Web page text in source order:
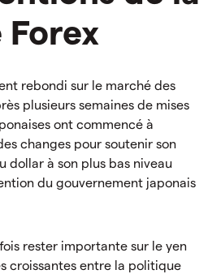
Forex
rebondi sur le marché des
plusieurs semaines de mises
ont commencé à
changes pour soutenir son
dollar à son plus bas niveau
du gouvernement japonais
rester importante sur le yen
croissantes entre la politique